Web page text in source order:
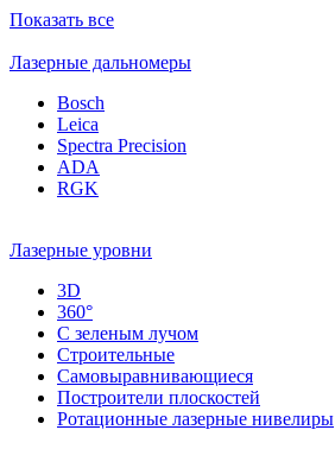
Показать все
Лазерные дальномеры
Bosch
Leica
Spectra Precision
ADA
RGK
Лазерные уровни
3D
360°
С зеленым лучом
Строительные
Самовыравнивающиеся
Построители плоскостей
Ротационные лазерные нивелиры